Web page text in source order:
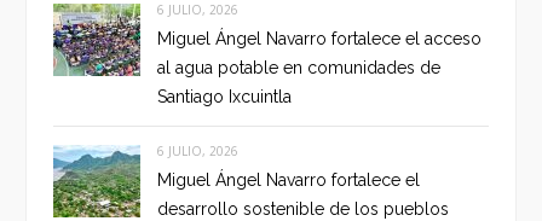
6 JULIO, 2026
Miguel Ángel Navarro fortalece el acceso
al agua potable en comunidades de
Santiago Ixcuintla
6 JULIO, 2026
Miguel Ángel Navarro fortalece el
desarrollo sostenible de los pueblos